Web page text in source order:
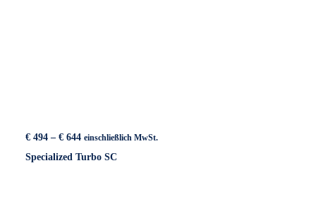
€ 494 – € 644Preisspanne:
bis
einschließlich MwSt.
Specialized Turbo SC